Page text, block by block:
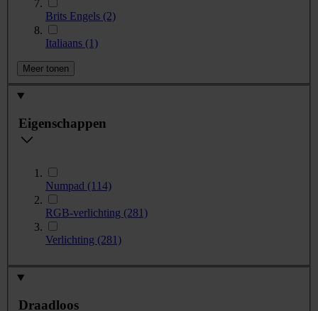
Brits Engels (2)
Italiaans (1)
Meer tonen
Eigenschappen
Numpad (114)
RGB-verlichting (281)
Verlichting (281)
Draadloos